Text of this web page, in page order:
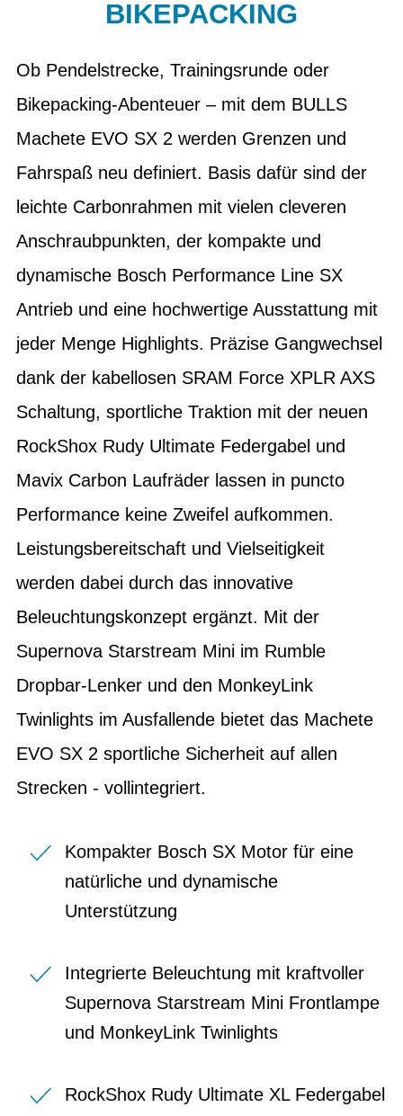
BIKEPACKING
Ob Pendelstrecke, Trainingsrunde oder
Bikepacking-Abenteuer – mit dem BULLS
Machete EVO SX 2 werden Grenzen und
Fahrspaß neu definiert. Basis dafür sind der
leichte Carbonrahmen mit vielen cleveren
Anschraubpunkten, der kompakte und
dynamische Bosch Performance Line SX
Antrieb und eine hochwertige Ausstattung mit
jeder Menge Highlights. Präzise Gangwechsel
dank der kabellosen SRAM Force XPLR AXS
Schaltung, sportliche Traktion mit der neuen
RockShox Rudy Ultimate Federgabel und
Mavix Carbon Laufräder lassen in puncto
Performance keine Zweifel aufkommen.
Leistungsbereitschaft und Vielseitigkeit
werden dabei durch das innovative
Beleuchtungskonzept ergänzt. Mit der
Supernova Starstream Mini im Rumble
Dropbar-Lenker und den MonkeyLink
Twinlights im Ausfallende bietet das Machete
EVO SX 2 sportliche Sicherheit auf allen
Strecken - vollintegriert.
Kompakter Bosch SX Motor für eine
natürliche und dynamische
Unterstützung
Integrierte Beleuchtung mit kraftvoller
Supernova Starstream Mini Frontlampe
und MonkeyLink Twinlights
RockShox Rudy Ultimate XL Federgabel